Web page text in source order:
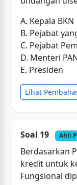
A. Kepala BKN
B. Pejabat
C. Pejabat
D. Menteri
E. Presiden
Lihat
Soal 19 Ahli
Berdasarkan
kredit untuk
Fungsional